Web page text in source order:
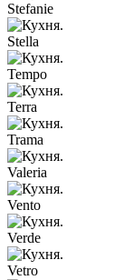
Stefanie
Stella
Tempo
Terra
Trama
Valeria
Vento
Verde
Vetro